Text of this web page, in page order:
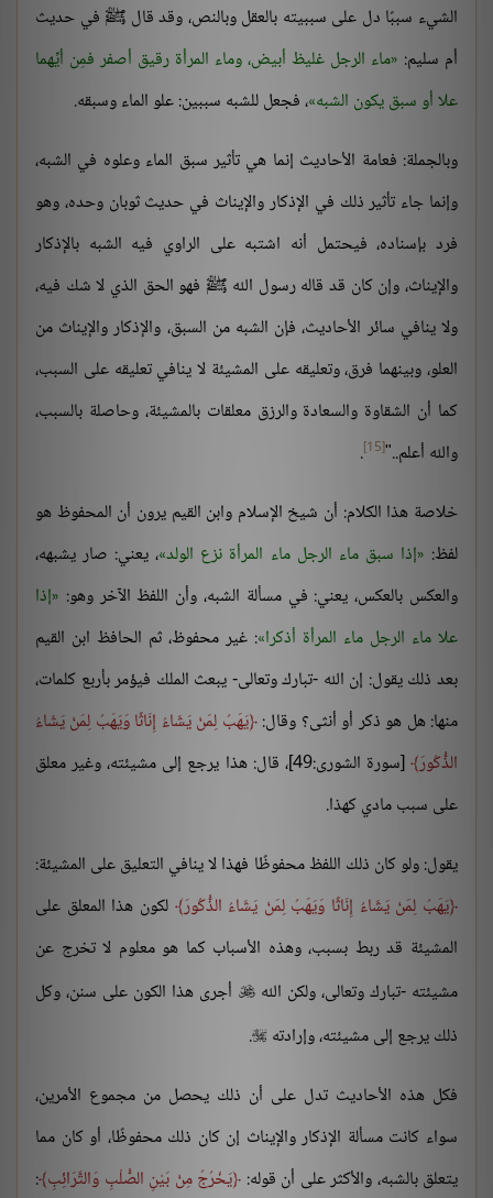
الشيء سببًا دل على سببيته بالعقل وبالنص، وقد قال ﷺ في حديث
أم سليم: ماء الرجل غليظ أبيض، وماء المرأة رقيق أصفر فمِن أيِّهما
علا أو سبق يكون الشبه ، فجعل للشبه سببين: علو الماء وسبقه.
وبالجملة: فعامة الأحاديث إنما هي تأثير سبق الماء وعلوه في الشبه،
وإنما جاء تأثير ذلك في الإذكار والإيناث في حديث ثوبان وحده، وهو
فرد بإسناده، فيحتمل أنه اشتبه على الراوي فيه الشبه بالإذكار
والإيناث، وإن كان قد قاله رسول الله ﷺ فهو الحق الذي لا شك فيه،
ولا ينافي سائر الأحاديث، فإن الشبه من السبق، والإذكار والإيناث من
العلو، وبينهما فرق، وتعليقه على المشيئة لا ينافي تعليقه على السبب،
كما أن الشقاوة والسعادة والرزق معلقات بالمشيئة، وحاصلة بالسبب،
والله أعلم.."[15]
.
خلاصة هذا الكلام: أن شيخ الإسلام وابن القيم يرون أن المحفوظ هو
لفظ: إذا سبق ماء الرجل ماء المرأة نزع الولد ، يعني: صار يشبهه،
والعكس بالعكس، يعني: في مسألة الشبه، وأن اللفظ الآخر وهو: إذا
علا ماء الرجل ماء المرأة أذكرا : غير محفوظ، ثم الحافظ ابن القيم
بعد ذلك يقول: إن الله -تبارك وتعالى- يبعث الملك فيؤمر بأربع كلمات،
منها: هل هو ذكر أو أنثى؟ وقال: يَهَبُ لِمَنْ يَشَاءُ إِنَاثًا وَيَهَبُ لِمَنْ يَشَاءُ
الذُّكُورَ
[سورة الشورى:49]، قال: هذا يرجع إلى مشيئته، وغير معلق
على سبب مادي كهذا.
يقول: ولو كان ذلك اللفظ محفوظًا فهذا لا ينافي التعليق على المشيئة:
يَهَبُ لِمَنْ يَشَاءُ إِنَاثًا وَيَهَبُ لِمَنْ يَشَاءُ الذُّكُورَ لكون هذا المعلق على
المشيئة قد ربط بسبب، وهذه الأسباب كما هو معلوم لا تخرج عن
مشيئته -تبارك وتعالى، ولكن الله أجرى هذا الكون على سنن، وكل
ذلك يرجع إلى مشيئته، وإرادته 
.
فكل هذه الأحاديث تدل على أن ذلك يحصل من مجموع الأمرين،
سواء كانت مسألة الإذكار والإيناث إن كان ذلك محفوظًا، أو كان مما
يتعلق بالشبه، والأكثر على أن قوله: يَخْرُجُ مِنْ بَيْنِ الصُّلْبِ وَالتَّرَائِبِ :